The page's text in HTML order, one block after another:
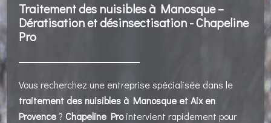
Traitement des nuisibles à Manosque –
Dératisation et désinsectisation - Chapeline
Pro
Vous recherchez une entreprise spécialisée dans le
traitement des nuisibles à Manosque et Aix en
Provence? Chapeline Prointervient rapidement pour